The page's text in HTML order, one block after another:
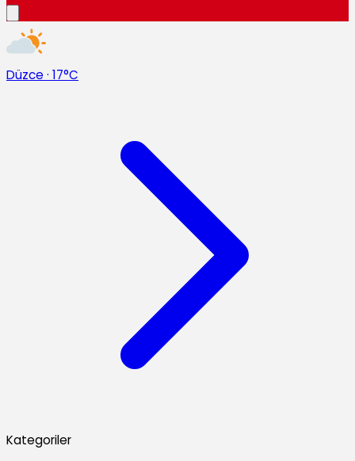
Düzce · 17°C
Kategoriler